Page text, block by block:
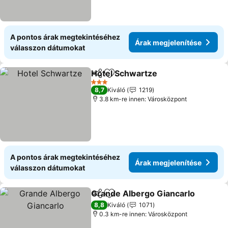
A pontos árak megtekintéséhez
válasszon dátumokat
Árak megjelenítése
Megosztás
Hozzáadás a kedvencekhez
Hotel Schwartze
3 Kategória
8,7 Kiváló
1219
3.8 km-re innen: Városközpont
A pontos árak megtekintéséhez
válasszon dátumokat
Árak megjelenítése
Megosztás
Hozzáadás a kedvencekhez
Grande Albergo Giancarlo
8,8 Kiváló
1071
0.3 km-re innen: Városközpont